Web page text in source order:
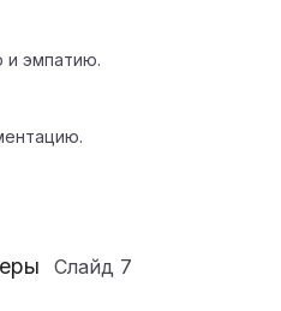
и эмпатию.
Слайд 7